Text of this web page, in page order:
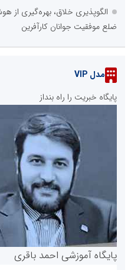
الگوپذیری خلاق، بهره‌گیری
ضلع موفقیت جوانان کارآفرین
مدل VIP
پایگاه خبریت را راه بنداز
پایگاه آموزشی احمد باقری